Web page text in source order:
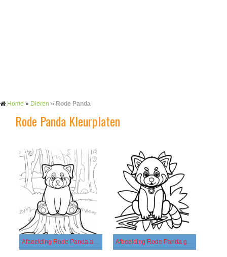
Home » Dieren » Rode Panda
Rode Panda Kleurplaten
Afbeelding Rode Panda afdrukbaar Afbeelding Rode Panda gratis afdrukbaar